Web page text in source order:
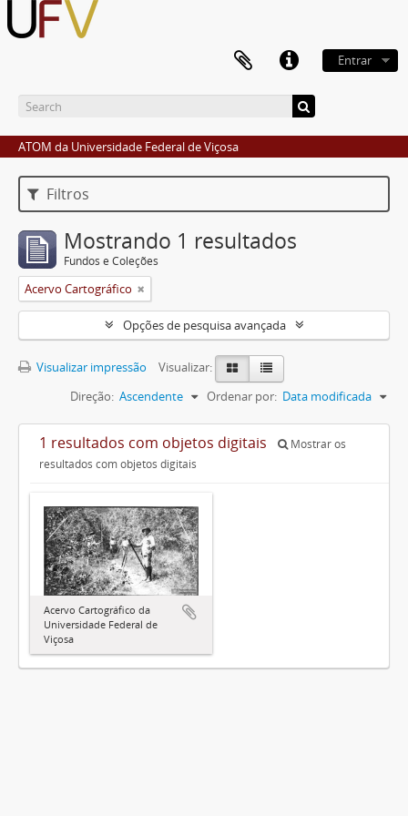
Entrar
ATOM da Universidade Federal de Viçosa
Filtros
Mostrando 1 resultados
Fundos e Coleções
Acervo Cartográfico
Opções de pesquisa avançada
Visualizar impressão
Visualizar:
Ordenar por: Data modificada
Direção: Ascendente
1 resultados com objetos digitais
Mostrar os
resultados com objetos digitais
Acervo Cartográfico da
Universidade Federal de
Viçosa